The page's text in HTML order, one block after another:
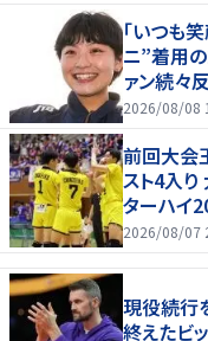
「いつも
ニ”着用の
ァン続々
2026/08/08
前回大会
スト4入
ターハイ
2026/08/07
現役続行
終えたビ